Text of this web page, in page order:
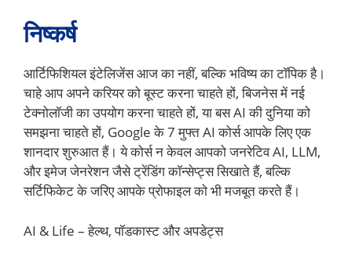
निष्कर्ष
आर्टिफिशियल इंटेलिजेंस आज का नहीं, बल्कि भविष्य का टॉपिक है।
चाहे आप अपने करियर को बूस्ट करना चाहते हों, बिजनेस में नई
टेक्नोलॉजी का उपयोग करना चाहते हों, या बस AI की दुनिया को
समझना चाहते हों, Google के 7 मुफ्त AI कोर्स आपके लिए एक
शानदार शुरुआत हैं। ये कोर्स न केवल आपको जनरेटिव AI, LLM,
और इमेज जेनरेशन जैसे ट्रेंडिंग कॉन्सेप्ट्स सिखाते हैं, बल्कि
सर्टिफिकेट के जरिए आपके प्रोफाइल को भी मजबूत करते हैं।
AI & Life – हेल्थ, पॉडकास्ट और अपडेट्स